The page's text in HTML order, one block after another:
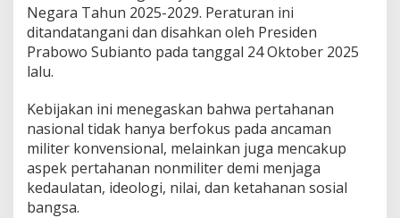
n
a
n
P
o
w
o
A
n
Negara Tahun 2025-2029. Peraturan ini
ditandatangani dan disahkan oleh Presiden
Prabowo Subianto pada tanggal 24 Oktober 2025
lalu.
Kebijakan ini menegaskan bahwa pertahanan
nasional tidak hanya berfokus pada ancaman
militer konvensional, melainkan juga mencakup
aspek pertahanan nonmiliter demi menjaga
kedaulatan, ideologi, nilai, dan ketahanan sosial
bangsa.